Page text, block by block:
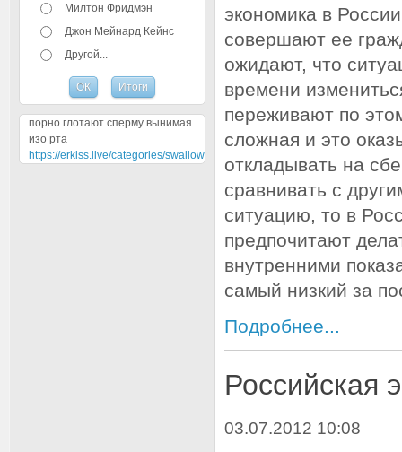
Милтон Фридмэн
Джон Мейнард Кейнс
Другой...
порно глотают сперму вынимая
изо рта
https://erkiss.live/categories/swallow
экономика в
совершают ее
ожидают, что
времени
переживают по
сложная и это
откладывать на
сравнивать с
ситуацию, то в
предпочитают
внутренними
самый низкий за
Подробнее...
Российская
03.07.2012 10:08